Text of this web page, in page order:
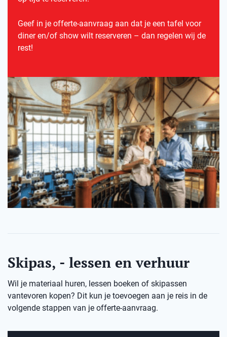
Geef in je offerte-aanvraag aan dat je een tafel voor
diner en/of show wilt reserveren – dan regelen wij de
rest!
Skipas, - lessen en verhuur
Wil je materiaal huren, lessen boeken of skipassen
vantevoren kopen? Dit kun je toevoegen aan je reis in de
volgende stappen van je offerte-aanvraag.